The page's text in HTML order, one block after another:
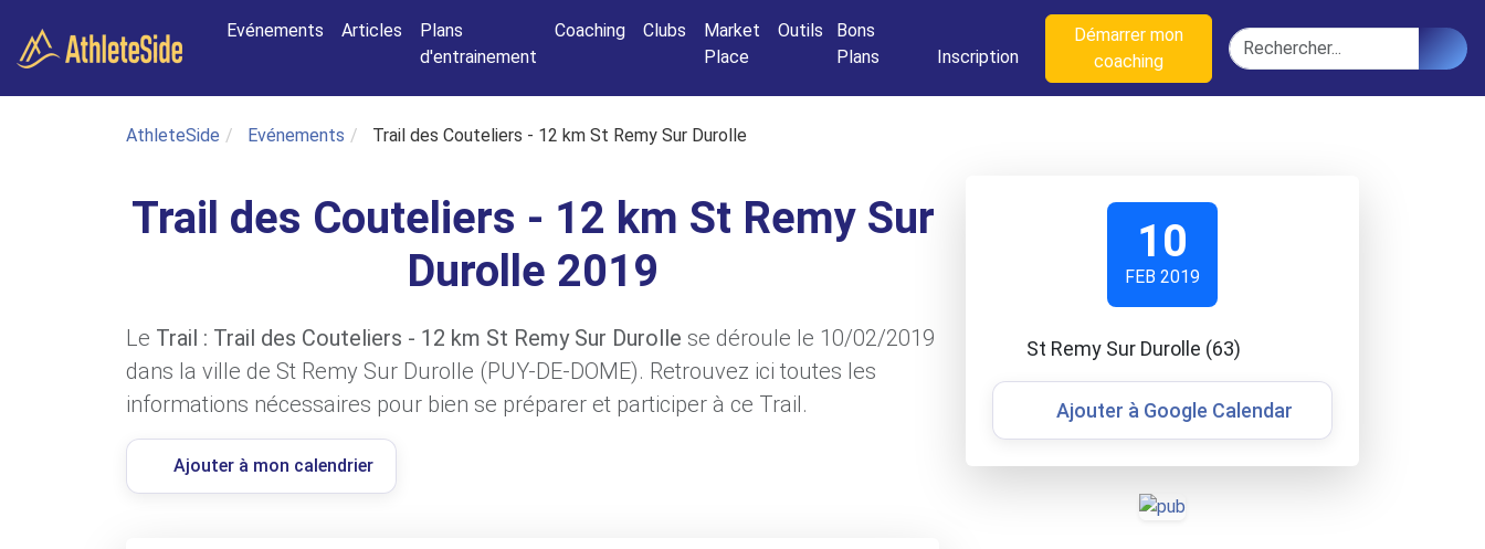
Evénements
Articles
Plans
d'entrainement
Coaching Clubs
Market
Place
Outils
Bons
Plans
Inscription
Démarrer mon
coaching
Rechercher
AthleteSide Evénements Trail des Couteliers - 12 km St Remy Sur Durolle
Trail des Couteliers - 12 km St Remy Sur
Durolle 2019
Le Trail : Trail des Couteliers - 12 km St Remy Sur Durolle se déroule le 10/02/2019
dans la ville de St Remy Sur Durolle (PUY-DE-DOME). Retrouvez ici toutes les
informations nécessaires pour bien se préparer et participer à ce Trail.
Ajouter à mon calendrier
10
FEB 2019
St Remy Sur Durolle (63)
Ajouter à Google Calendar